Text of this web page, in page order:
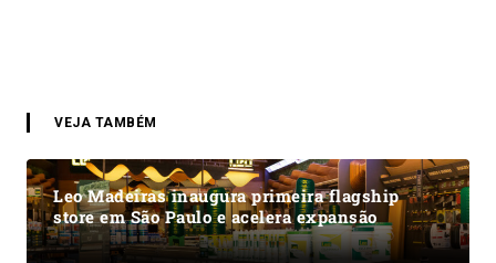
VEJA TAMBÉM
Leo Madeiras inaugura primeira flagship
store em São Paulo e acelera expansão